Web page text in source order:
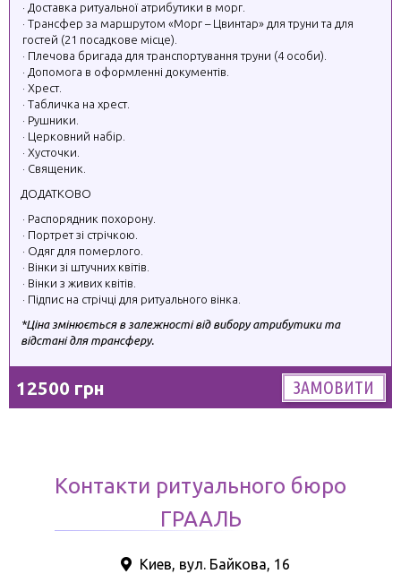
Доставка ритуальної атрибутики в морг.
Трансфер за маршрутом «Морг – Цвинтар» для труни та для
гостей (21 посадкове місце).
Плечова бригада для транспортування труни (4 особи).
Допомога в оформленні документів.
Хрест.
Табличка на хрест.
Рушники.
Церковний набір.
Хусточки.
Священик.
ДОДАТКОВО
Распорядник похорону.
Портрет зі стрічкою.
Одяг для померлого.
Вінки зі штучних квітів.
Вінки з живих квітів.
Підпис на стрічці для ритуального вінка.
*Ціна змінюється в залежності від вибору атрибутики та
відстані для трансферу.
12500 грн ЗАМОВИТИ
Контакти ритуального бюро
ГРААЛЬ
Киев, вул. Байкова, 16